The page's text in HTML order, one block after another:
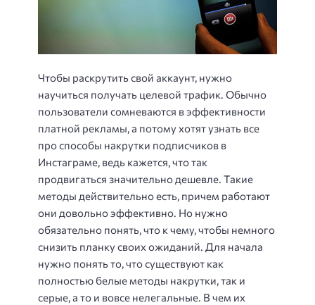
Чтобы раскрутить свой аккаунт, нужно
научиться получать целевой трафик. Обычно
пользователи сомневаются в эффективности
платной рекламы, а потому хотят узнать все
про способы накрутки подписчиков в
Инстаграме, ведь кажется, что так
продвигаться значительно дешевле. Такие
методы действительно есть, причем работают
они довольно эффективно. Но нужно
обязательно понять, что к чему, чтобы немного
снизить планку своих ожиданий. Для начала
нужно понять то, что существуют как
полностью белые методы накрутки, так и
серые, а то и вовсе нелегальные. В чем их